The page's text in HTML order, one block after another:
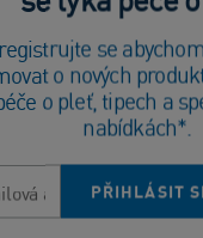
Technologie
Minimalizuje
viditelný lesk
se
o nových
o pleť, tipech a
nabídkách*.
PŘIHLÁSIT
se
o nových
o pleť, tipech a
nabídkách*.
PŘIHLÁSIT